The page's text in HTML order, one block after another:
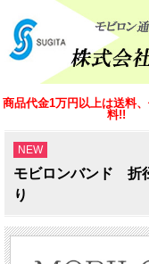
商品代金1万円以上は送料
料!!
NEW
モビロンバンド
り